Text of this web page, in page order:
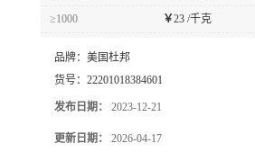
≥1000 ￥23 /千克
品牌： 美国杜邦
货号： 22201018384601
发布日期： 2023-12-21
更新日期： 2026-04-17